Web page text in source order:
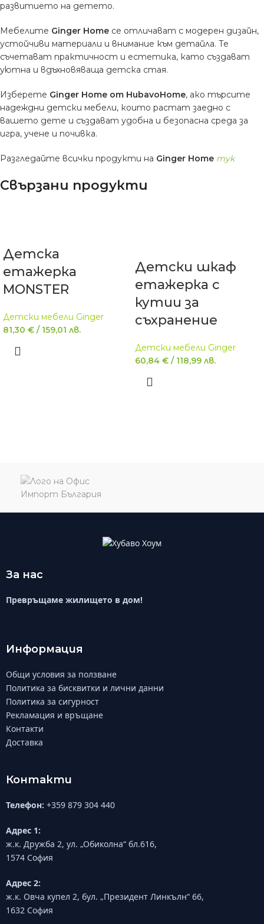
развитието на детето.
Мебелите Ginger Home се отличават с модерен дизайн,
устойчиви материали и внимание към детайла. Те
съчетават практичност и естетика, като създават
уютна и вдъхновяваща детска стая.
Изберете Ginger Home от HubavoHome, ако търсите
надеждни детски мебели, които растат заедно с
вашето дете и създават удобна и безопасна среда за
игра, учене и почивка.
Разгледайте всички продукти на Ginger Home тук
Свързани продукти
Детска
етажерка
MONSTER
Детски мебели Ginger
81,30 € / 159,01 лв.
Детски шкаф
етажерка с
кутии за
съхранение
Детски мебели Ginger
60,84 € / 118,99 лв.
За нас
Превръщаме жилището в дом!
Информация
Общи условия за ползване
Политика за бисквитки и лични данни
Политика за сигурност
Рекламация и връщане
Контакти
Доставка
Контакти
Телефон: +359 879 304 440
Адрес 1:
ж.к. Дружба 2, ул. „Обиколна“ бл.616,
1574 София
Адрес 2:
ж.к. Овча купел 2, бул. „Президент Линкълн“ 66,
1632 София